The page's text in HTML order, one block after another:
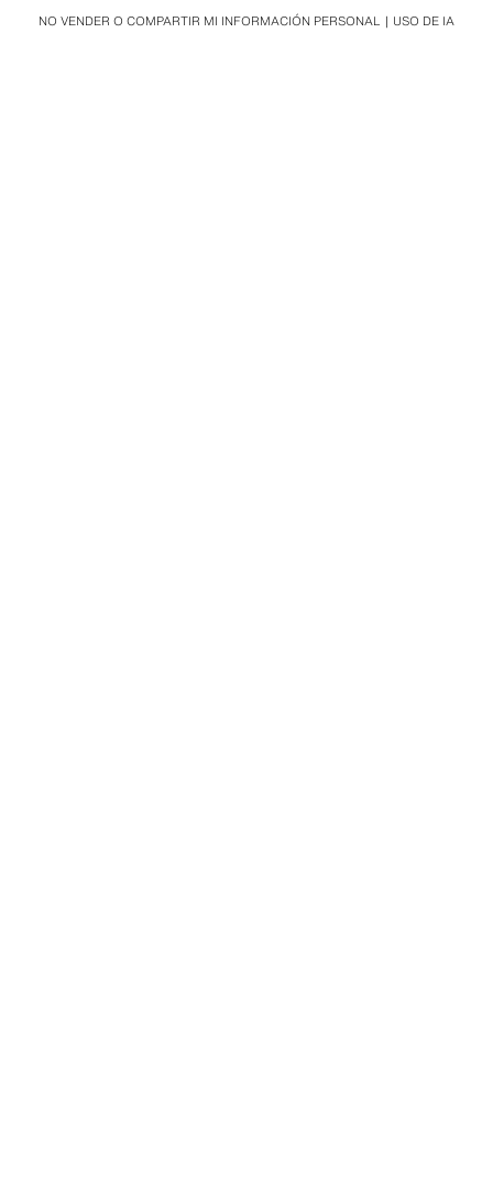
NO VENDER O COMPARTIR MI INFORMACIÓN PERSONAL USO DE IA